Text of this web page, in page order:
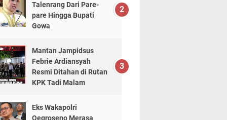
Talenrang Dari Pare-
pare Hingga Bupati
Gowa
Mantan Jampidsus
Febrie Ardiansyah
Resmi Ditahan di Rutan
KPK Tadi Malam
Eks Wakapolri
Oegroseno Merasa